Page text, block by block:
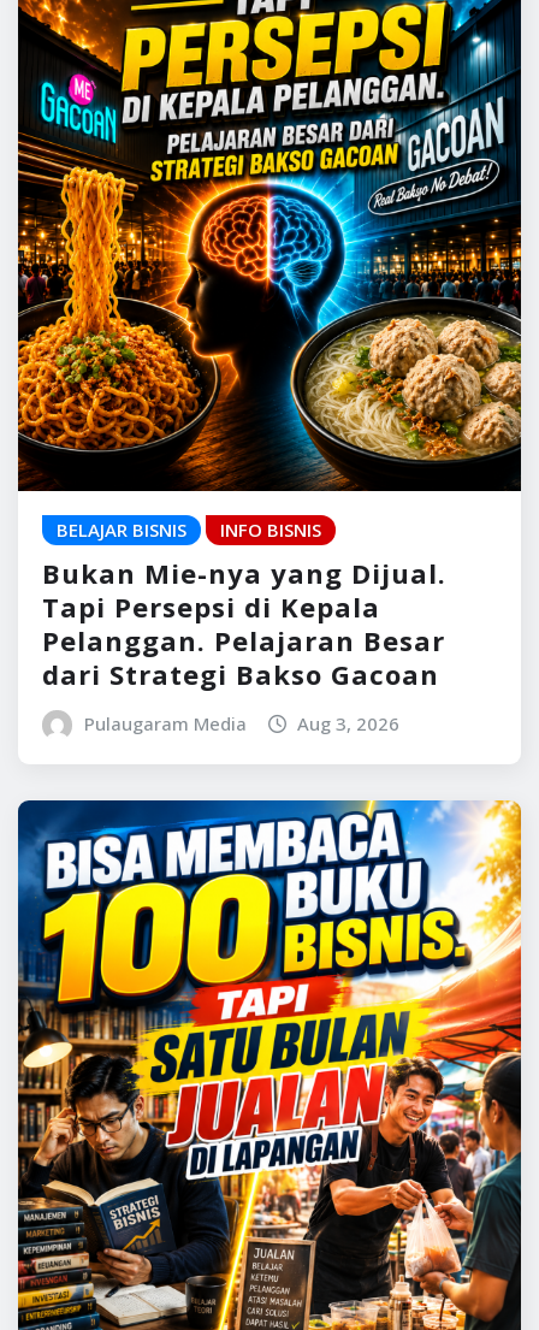
BELAJAR BISNIS INFO BISNIS
Bukan Mie-nya yang Dijual.
Tapi Persepsi di Kepala
Pelanggan. Pelajaran Besar
dari Strategi Bakso Gacoan
Pulaugaram Media Aug 3, 2026